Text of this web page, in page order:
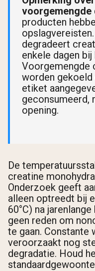
voorgemengde
producten
degradeert
enkele dagen
Voorgemengde
worden gekoeld
etiket
geconsumeerd,
opening.
De
creatine
Onderzoek geeft
alleen optreedt bij
60°C) na
geen reden om
te gaan. Constante
veroorzaakt nog
degradatie. Houd